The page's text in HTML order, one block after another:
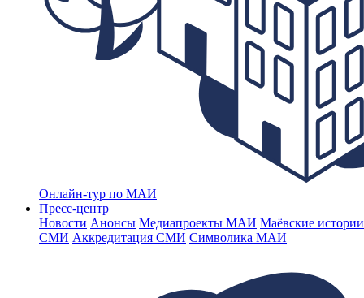
Онлайн-тур по МАИ
Пресс-центр
Новости Анонсы Медиапроекты МАИ Маёвские
СМИ Аккредитация СМИ Символика МАИ